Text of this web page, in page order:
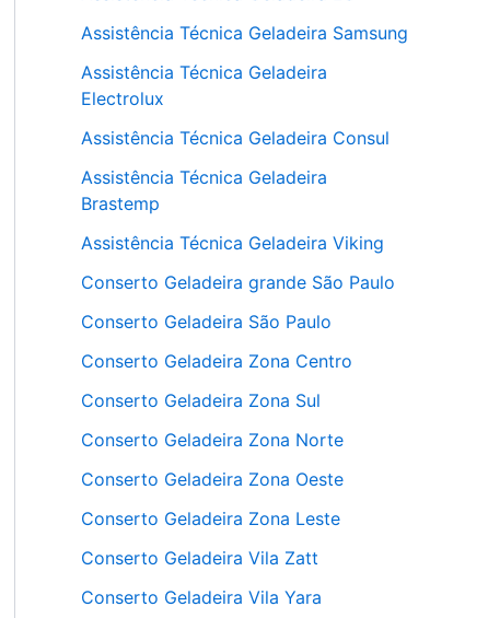
Assistência Técnica Geladeira Samsung
Assistência Técnica Geladeira
Electrolux
Assistência Técnica Geladeira Consul
Assistência Técnica Geladeira
Brastemp
Assistência Técnica Geladeira Viking
Conserto Geladeira grande São Paulo
Conserto Geladeira São Paulo
Conserto Geladeira Zona Centro
Conserto Geladeira Zona Sul
Conserto Geladeira Zona Norte
Conserto Geladeira Zona Oeste
Conserto Geladeira Zona Leste
Conserto Geladeira Vila Zatt
Conserto Geladeira Vila Yara